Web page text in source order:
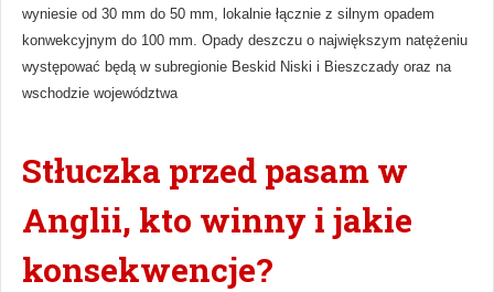
wyniesie od 30 mm do 50 mm, lokalnie łącznie z silnym opadem
konwekcyjnym do 100 mm. Opady deszczu o największym natężeniu
występować będą w subregionie Beskid Niski i Bieszczady oraz na
wschodzie województwa
Stłuczka przed pasam w
Anglii, kto winny i jakie
konsekwencje?